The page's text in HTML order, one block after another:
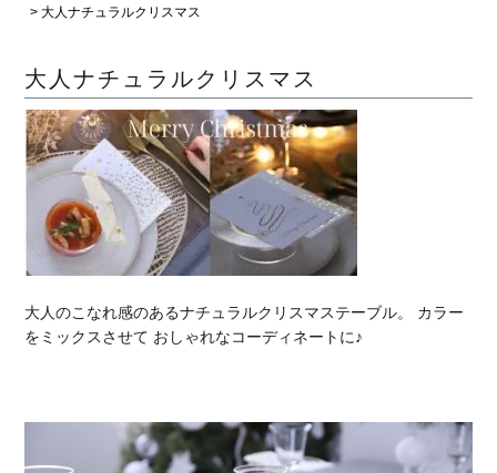
大人ナチュラルクリスマス
大人ナチュラルクリスマス
大人のこなれ感のあるナチュラルクリスマステーブル。 カラー
をミックスさせて おしゃれなコーディネートに♪